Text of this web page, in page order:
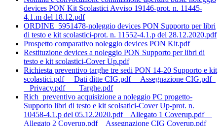
devices PON Kit Scolastici Avviso 19146-prot. n. 11445-
4.1.m del 18.12.pdf
ORDINE_5951478-noleggio devices PON Supporto per libri
di testo e kit scolastici-prot. n. 11552-4.1.p del 28.12.2020.pdf
Prospetto comparativo noleggio devices PON Kit.pdf
Restituzione devices a noleggio PON Supporto per libri di
testo e kit scolastici-Cover Up.pdf
Richiesta preventivo targhe tre sedi PON 14-20 Supporto e kit
scolastici.pdf Dati ditte CIG.pdf Assegnazione CIG.pdf
Privacy.pdf Targhe.pdf
Rich_preventivo acquisizione a noleggio PC progetto-
Supporto libri di testo e kit scolsatici-Cover Up-prot. n.
10458-4.1.p del 05.12.2020.pdf Allegato 1 Coverup.pdf
Allegato 2 Coverup.pdf Assegnazione CIG Coverup.pdf